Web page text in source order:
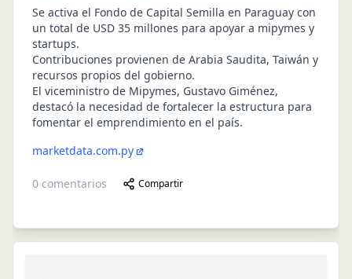
Se activa el Fondo de Capital Semilla en Paraguay con
un total de USD 35 millones para apoyar a mipymes y
startups.
Contribuciones provienen de Arabia Saudita, Taiwán y
recursos propios del gobierno.
El viceministro de Mipymes, Gustavo Giménez,
destacó la necesidad de fortalecer la estructura para
fomentar el emprendimiento en el país.
marketdata.com.py
0 comentarios Compartir